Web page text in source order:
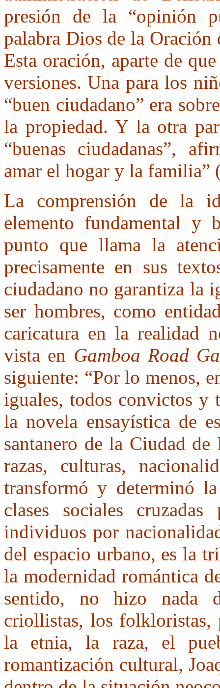
presión de la “opinión
palabra Dios de la
Esta oración, aparte de
versiones. Una para los
“buen ciudadano” era
la propiedad. Y la otra
“buenas ciudadanas”,
amar el hogar y la familia”
La comprensión de la
elemento fundamental y
punto que llama la
precisamente en sus
ciudadano no garantiza la
ser hombres, como
caricatura en la realidad
vista en Gamboa Road
siguiente: “Por lo menos,
iguales, todos convictos y
la novela ensayística de
santanero de la Ciudad
razas, culturas,
transformó y determinó
clases sociales
individuos por
del espacio urbano, es la
la modernidad romántica
sentido, no hizo nada
criollistas, los folkloristas,
la etnia, la raza, el
romantización cultural,